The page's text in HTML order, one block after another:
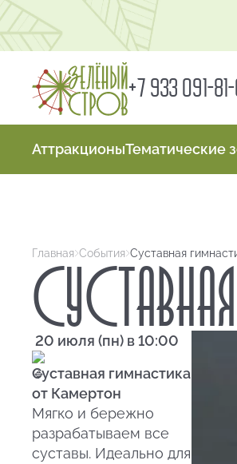
+7 933 091-
АттракционыТематические
Главная События Суставная
20 июля (пн) в 10:00
Суставная гимнастика
от Камертон
Мягко и бережно
разрабатываем все
суставы. Идеально для